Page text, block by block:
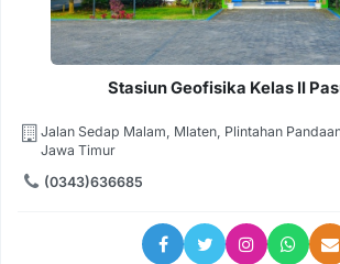
Stasiun Geofisika Kelas II
Jalan Sedap Malam, Mlaten, Plintahan
Jawa Timur
(0343)636685